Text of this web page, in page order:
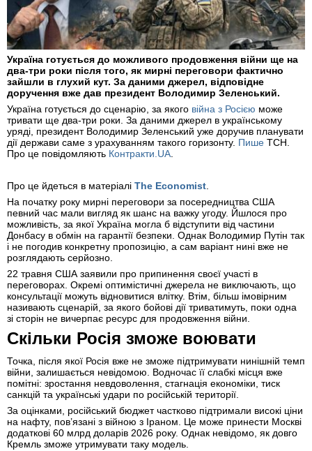
Україна готується до можливого продовження війни ще на
два-три роки після того, як мирні переговори фактично
зайшли в глухий кут. За даними джерел, відповідне
доручення вже дав президент Володимир Зеленський.
Україна готується до сценарію, за якого війна з Росією може
тривати ще два-три роки. За даними джерел в українському
уряді, президент Володимир Зеленський уже доручив планувати
дії держави саме з урахуванням такого горизонту. Пише ТСН.
Про це повідомляють Контракти.UA.
Про це йдеться в матеріалі The Economist.
На початку року мирні переговори за посередництва США
певний час мали вигляд як шанс на важку угоду. Йшлося про
можливість, за якої Україна могла б відступити від частини
Донбасу в обмін на гарантії безпеки. Однак Володимир Путін так
і не погодив конкретну пропозицію, а сам варіант нині вже не
розглядають серйозно.
22 травня США заявили про припинення своєї участі в
переговорах. Окремі оптимістичні джерела не виключають, що
консультації можуть відновитися влітку. Втім, більш імовірним
називають сценарій, за якого бойові дії триватимуть, поки одна
зі сторін не вичерпає ресурс для продовження війни.
Скільки Росія зможе воювати
Точка, після якої Росія вже не зможе підтримувати нинішній темп
війни, залишається невідомою. Водночас її слабкі місця вже
помітні: зростання невдоволення, стагнація економіки, тиск
санкцій та українські удари по російській території.
За оцінками, російський бюджет частково підтримали високі ціни
на нафту, пов’язані з війною з Іраном. Це може принести Москві
додаткові 60 млрд доларів 2026 року. Однак невідомо, як довго
Кремль зможе утримувати таку модель.